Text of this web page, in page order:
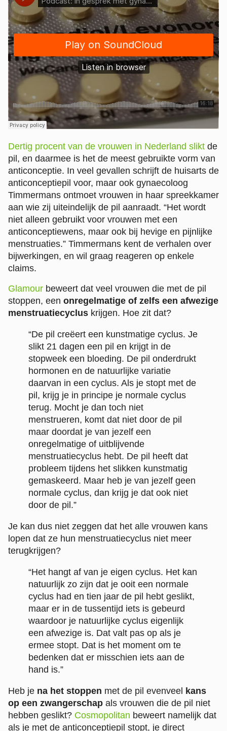
Dertig procent van de vrouwen in Nederland slikt de
pil, en daarmee is het de meest gebruikte vorm van
anticonceptie. In veel gevallen schrijft de huisarts de
anticonceptiepil voor, maar ook gynaecoloog
Timmermans ontmoet vrouwen in haar spreekkamer
aan wie zij uiteindelijk de pil aanraadt. “Het wordt
niet alleen gebruikt voor vrouwen met een
anticonceptiewens, maar ook bij hevige en pijnlijke
menstruaties.” Timmermans kent de verhalen over
bijwerkingen, en wil graag reageren op enkele
claims.
Glamour beweert dat veel vrouwen die met de pil
stoppen, een onregelmatige of zelfs een afwezige
menstruatiecyclus krijgen. Hoe zit dat?
“De pil creëert een kunstmatige cyclus. Je
slikt 21 dagen een pil en krijgt in de
stopweek een bloeding. De pil onderdrukt
hormonen en de natuurlijke variatie
daarvan in een cyclus. Als je stopt met de
pil, krijg je in principe je normale cyclus
terug. Mocht je dan toch niet
menstrueren, komt dat niet door de pil
maar doordat je van jezelf een
onregelmatige of uitblijvende
menstruatiecyclus hebt. De pil heeft dat
probleem tijdens het slikken kunstmatig
gemaskeerd. Maar heb je van jezelf geen
normale cyclus, dan krijg je dat ook niet
door de pil.”
Je kan dus niet zeggen dat het alle vrouwen kans
lopen dat ze hun menstruatiecyclus niet meer
terugkrijgen?
“Het hangt af van je eigen cyclus. Het kan
natuurlijk zo zijn dat je ooit een normale
cyclus had en tien jaar de pil hebt geslikt,
maar er in de tussentijd iets is gebeurd
waardoor je natuurlijke cyclus eigenlijk
een afwezige is. Dat valt pas op als je
ermee stopt. Dat is het moment om te
bedenken dat er misschien iets aan de
hand is.”
Heb je na het stoppen met de pil evenveel kans
op een zwangerschap als vrouwen die de pil niet
hebben geslikt? Cosmopolitan beweert namelijk dat
als je met de anticonceptiepil stopt, je direct